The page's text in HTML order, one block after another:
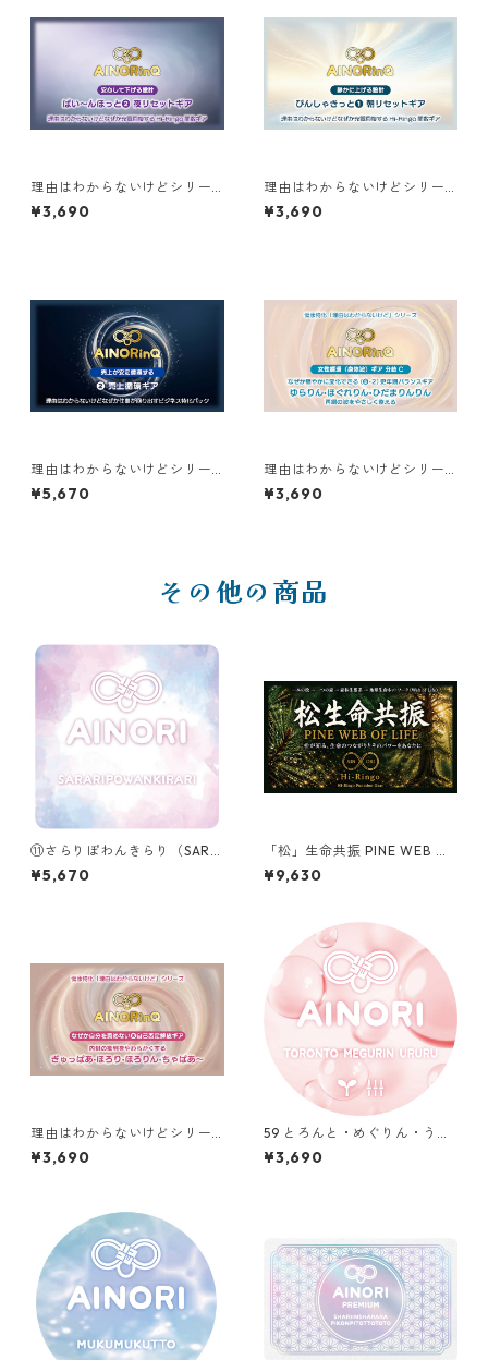
理由はわからないけどシリー
ズ【B】｜なぜか充電回復する
ぱい〜んほっと❷夜リセット
¥3,690
理由はわからないけどシリー
ズ【B】｜なぜか充電回復する
ぴんしゃきっと❶朝リセット
¥3,690
理由はわからないけどシリー
ズ【D】｜なぜか仕事が回り出
すビジネス特化パック ❷売上
¥5,670
理由はわからないけどシリー
ズ【A】｜なぜか穏やかに変化
できる(❺-2)更年期バランスギ
¥3,690
その他の商品
⑪さらりぽわんきらり（SARA
RIPOWANKIRARI）
¥5,670
「松」生命共振 PINE WEB OF
LIFE ーHi-Ringo Function G
earー
¥9,630
理由はわからないけどシリー
ズ【A】｜なぜか自分を責めな
い❽自己否定解放ギア ぎゅっ
¥3,690
59 とろんと・めぐりん・うる
る（TORONTO MEGURIN UR
URU）
¥3,690